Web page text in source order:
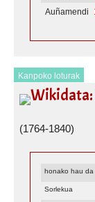
Auñamendi
Kanpoko loturak
Wikidata:
(1764-1840)
honako hau da
Sorlekua